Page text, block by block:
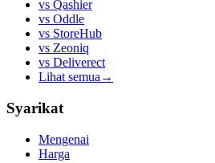
vs Qashier
vs Oddle
vs StoreHub
vs Zeoniq
vs Deliverect
Lihat semua →
Syarikat
Mengenai
Harga